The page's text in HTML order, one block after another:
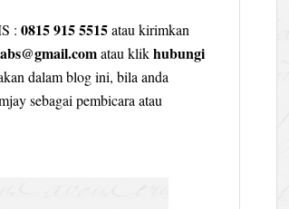
: 0815 915 5515atau kirimkan
atau klikhubungi
dalam blog ini, bila anda
sebagai pembicara atau